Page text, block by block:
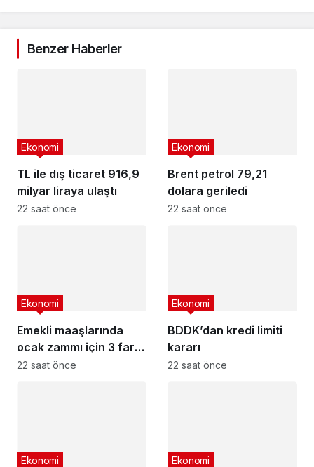
Benzer Haberler
TL ile dış ticaret 916,9
milyar liraya ulaştı
Ekonomi
22 saat önce
Brent petrol 79,21
dolara geriledi
Ekonomi
22 saat önce
Emekli maaşlarında
ocak zammı için 3 farklı
senaryo
Ekonomi
22 saat önce
BDDK’dan kredi limiti
kararı
Ekonomi
22 saat önce
Ekonomi Ekonomi